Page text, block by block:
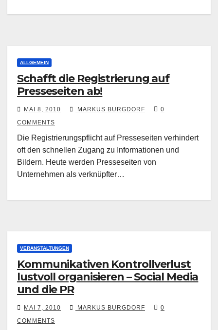
ALLGEMEIN
Schafft die Registrierung auf
Presseseiten ab!
MAI 8, 2010 MARKUS BURGDORF
0
COMMENTS
Die Registrierungspflicht auf Presseseiten verhindert
oft den schnellen Zugang zu Informationen und
Bildern. Heute werden Presseseiten von
Unternehmen als verknüpfter…
VERANSTALTUNGEN
Kommunikativen Kontrollverlust
lustvoll organisieren – Social Media
und die PR
MAI 7, 2010 MARKUS BURGDORF
0
COMMENTS